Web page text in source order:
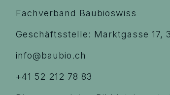
Fachverband Baubioswiss
Geschäftsstelle: Marktgasse 17,
info@baubio.ch
+41 52 212 78 83